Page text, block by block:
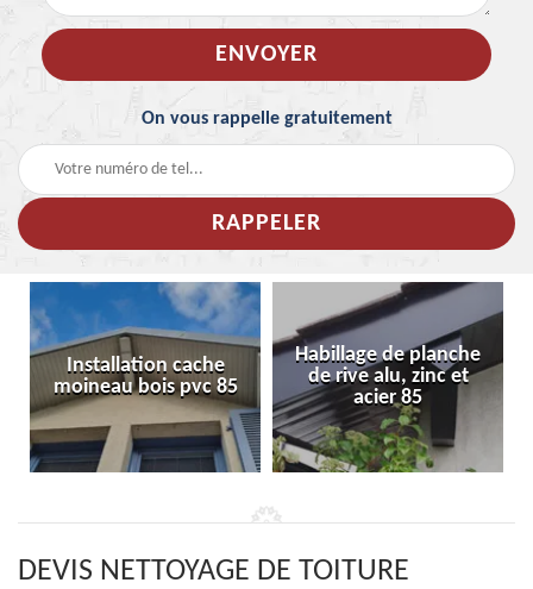
On vous rappelle gratuitement
Installation cache
moineau bois pvc 85
Habillage de planche
de rive alu, zinc et
acier 85
DEVIS NETTOYAGE DE TOITURE